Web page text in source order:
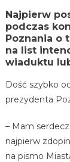
Najpierw
podczas
Poznania o
na list
wiaduktu
Dość szybko
prezydenta
– Mam
najpierw
na pismo